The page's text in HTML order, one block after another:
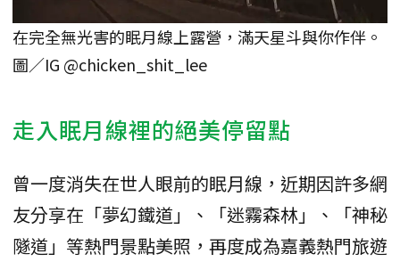
在完全無光害的眠月線上露營，滿天星斗與你作伴。
圖／IG @chicken_shit_lee
走入眠月線裡的絕美停留點
曾一度消失在世人眼前的眠月線，近期因許多網
友分享在「夢幻鐵道」、「迷霧森林」、「神秘
隧道」等熱門景點美照，再度成為嘉義熱門旅遊